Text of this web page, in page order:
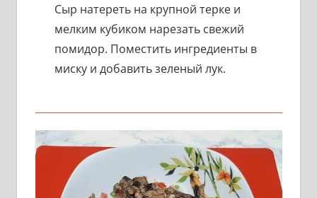
Сыр натереть на крупной терке и
мелким кубиком нарезать свежий
помидор. Поместить ингредиенты в
миску и добавить зеленый лук.